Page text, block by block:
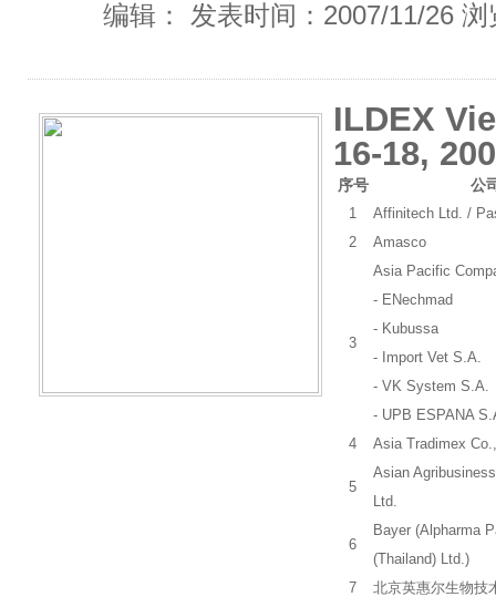
编辑： 发表时间：2007/11/26
ILDEX
16-18,
序号 公
1
Affinitech Ltd. /
2
Amasco
3
Asia Pacific
- ENechmad
- Kubussa
- Import Vet S.A.
- VK System S.A.
- UPB ESPANA
4
Asia Tradimex
5
Asian
Ltd.
6
Bayer (Alpharma
(Thailand) Ltd.)
7
北京英惠尔生物技